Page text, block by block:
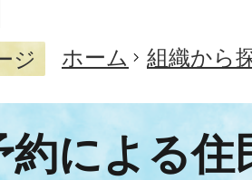
ジ ホーム 組織から
約による住